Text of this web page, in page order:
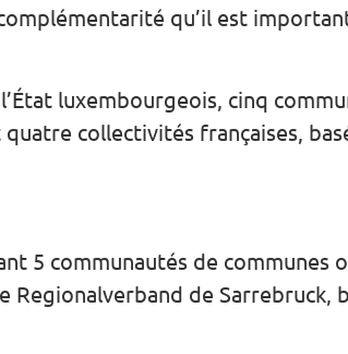
qu’il est
luxembourgeois, cinq
collectivités françaises,
5 communautés de communes
Regionalverband de Sarrebruck,